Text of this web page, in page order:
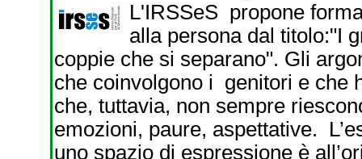
L'IRSSeS propone
alla persona dal titolo:"I
coppie che si separano". Gli
che coinvolgono i genitori e che
che, tuttavia, non sempre
emozioni, paure, aspettative.
uno spazio di espressione è